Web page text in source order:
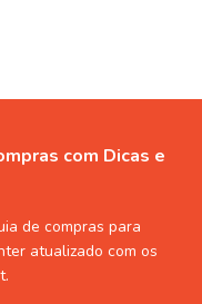
com Dicas e
de compras para
atualizado com os